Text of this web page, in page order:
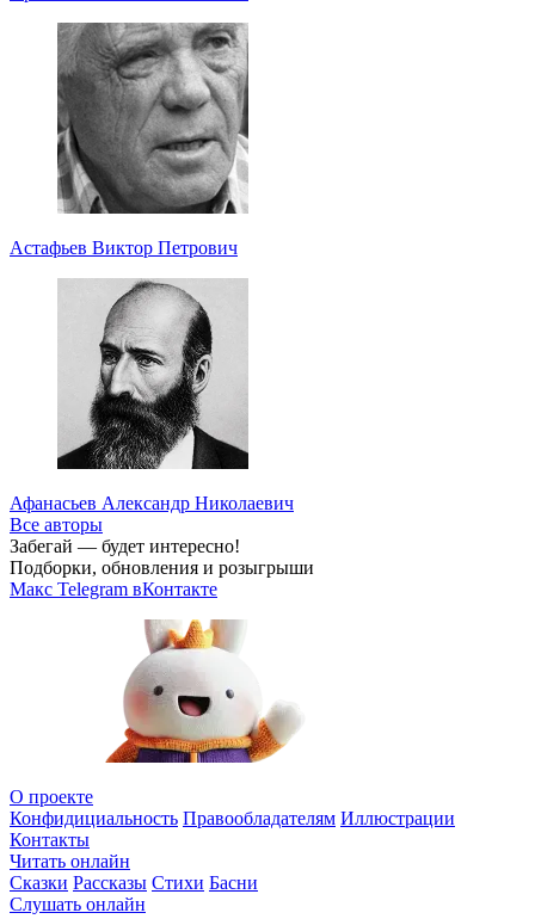
Астафьев Виктор Петрович
Афанасьев Александр Николаевич
Все авторы
Забегай — будет интересно!
Подборки, обновления и розыгрыши
Макс Telegram вКонтакте
О проекте
Конфидициальность Правообладателям Иллюстрации
Контакты
Читать онлайн
Сказки Рассказы Стихи Басни
Слушать онлайн